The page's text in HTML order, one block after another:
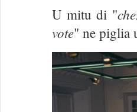
U mitu di "
vote" ne piglia